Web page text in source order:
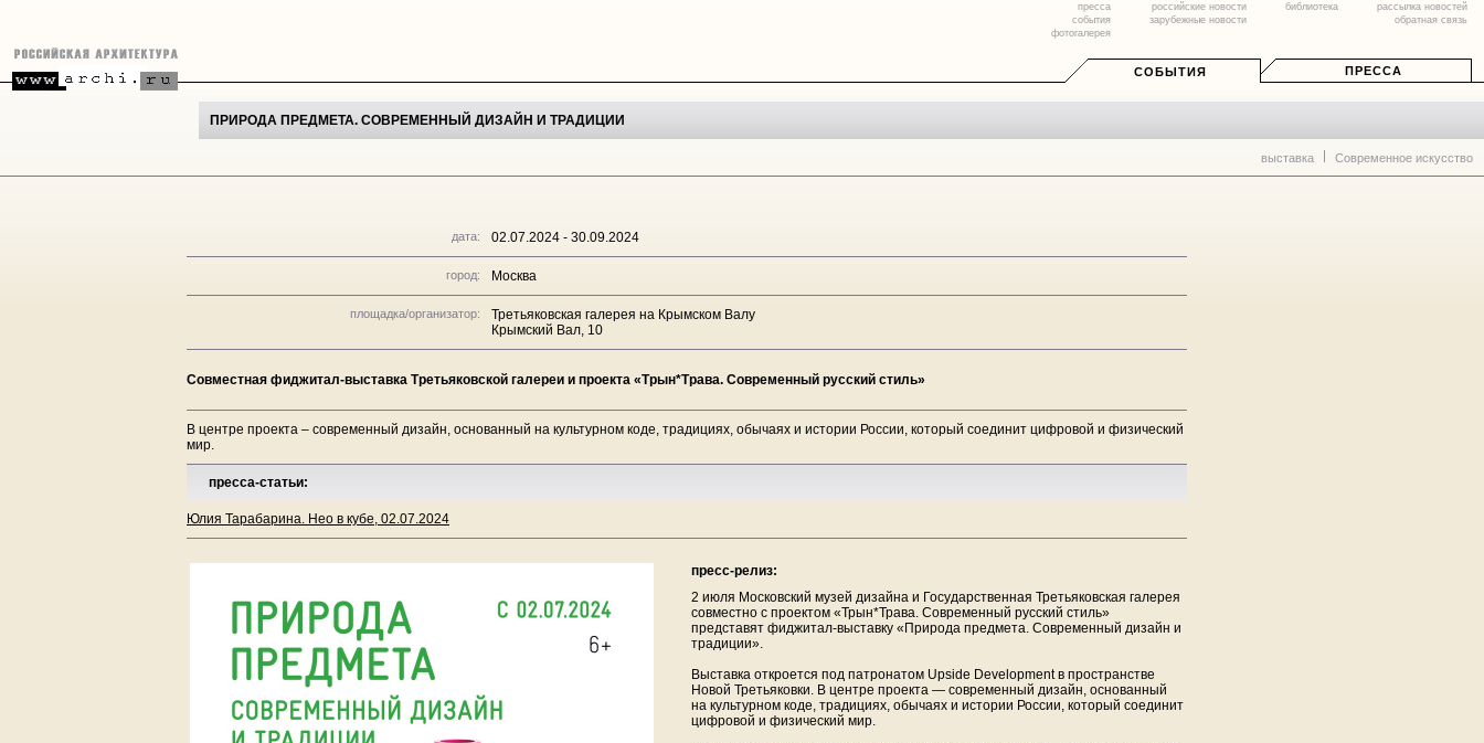
пресса
события
фотогалерея
российские новости
зарубежные новости
библиотека
рассылка новостей
обратная связь
СОБЫТИЯ ПРЕССА
ПРИРОДА ПРЕДМЕТА. СОВРЕМЕННЫЙ ДИЗАЙН И ТРАДИЦИИ
выставка Современное искусство
дата: 02.07.2024 - 30.09.2024
город: Москва
площадка/организатор:
Третьяковская галерея на Крымском Валу
Крымский Вал, 10
Совместная фиджитал-выставка Третьяковской галереи и проекта «Трын*Трава. Современный русский стиль»
В центре проекта – современный дизайн, основанный на культурном коде, традициях, обычаях и истории России, который соединит цифровой и физический
мир.
пресса-статьи:
Юлия Тарабарина. Нео в кубе, 02.07.2024
пресс-релиз:
2 июля Московский музей дизайна и Государственная Третьяковская галерея
совместно с проектом «Трын*Трава. Современный русский стиль»
представят фиджитал-выставку «Природа предмета. Современный дизайн и
традиции».
Выставка откроется под патронатом Upside Development в пространстве
Новой Третьяковки. В центре проекта — современный дизайн, основанный
на культурном коде, традициях, обычаях и истории России, который соединит
цифровой и физический мир.